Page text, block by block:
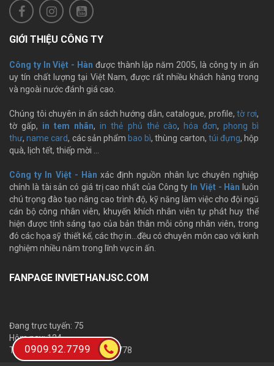
GIỚI THIỆU CÔNG TY
Công ty In Việt - Hàn được thành lập năm 2005, là công ty in ấn
uy tín chất lượng tại Việt Nam, được rất nhiều khách hàng trong
và ngoài nước đánh giá cao.
Chúng tôi chuyên in ấn sách hướng dẫn, catalogue, profile,tờ rơi,
tờ gấp, in tem nhãn,in thẻ phủ thẻ cào, hóa đơn, phong bì
thư,name card, các sản phẩm bao bì, thùng carton, túi đựng, hộp
quà, lịch tết, thiếp mời …
Công ty In Việt - Hàn xác định nguồn nhân lực chuyên nghiệp
chính là tài sản có giá trị cao nhất của Công ty In Việt - Hàn luôn
chú trọng đào tạo nâng cao trình độ, kỹ năng làm việc cho đội ngũ
cán bộ công nhân viên, khuyến khích nhân viên tự phát huy thể
hiện được tính sáng tạo của bản thân mỗi công nhân viên, trong
đó các họa sỹ thiết kế, các thợ in…đều có chuyên môn cao với kinh
nghiệm nhiều năm trong lĩnh vực in ấn.
FANPAGE INVIETHANJSC.COM
Đang trực tuyến: 75
Hôm nay: 124
Tổng số lượt truy cập: 1,684,778
0909.92.7799